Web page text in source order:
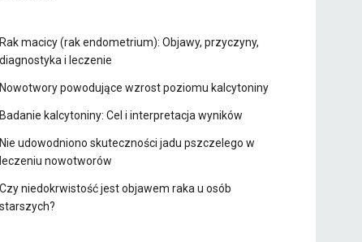
Rak macicy (rak endometrium): Objawy, przyczyny,
diagnostyka i leczenie
Nowotwory powodujące wzrost poziomu kalcytoniny
Badanie kalcytoniny: Cel i interpretacja wyników
Nie udowodniono skuteczności jadu pszczelego w
leczeniu nowotworów
Czy niedokrwistość jest objawem raka u osób
starszych?